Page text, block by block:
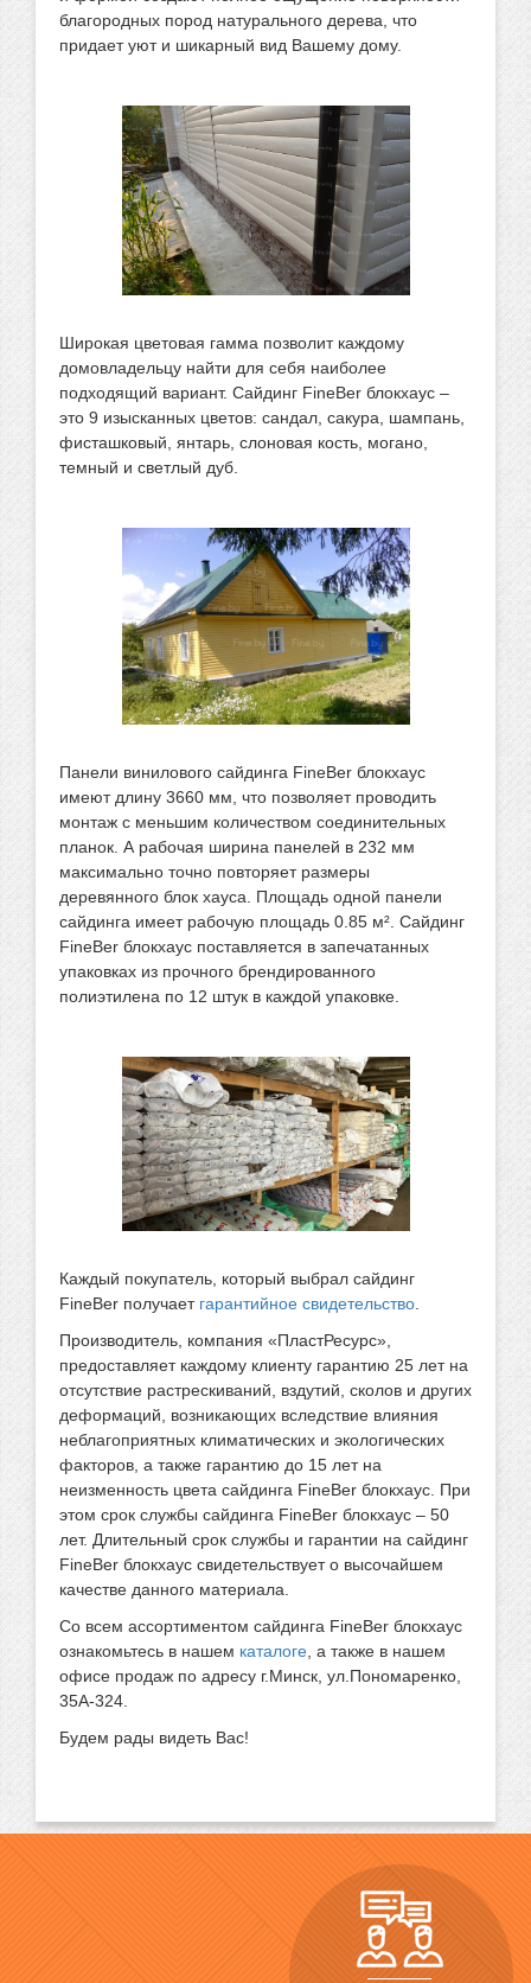
благородных пород натурального дерева, что
придает уют и шикарный вид Вашему дому.
Широкая цветовая гамма позволит каждому
домовладельцу найти для себя наиболее
подходящий вариант. Сайдинг FineBer блокхаус –
это 9 изысканных цветов: сандал, сакура, шампань,
фисташковый, янтарь, слоновая кость, могано,
темный и светлый дуб.
Панели винилового сайдинга FineBer блокхаус
имеют длину 3660 мм, что позволяет проводить
монтаж с меньшим количеством соединительных
планок. А рабочая ширина панелей в 232 мм
максимально точно повторяет размеры
деревянного блок хауса. Площадь одной панели
сайдинга имеет рабочую площадь 0.85 м². Сайдинг
FineBer блокхаус поставляется в запечатанных
упаковках из прочного брендированного
полиэтилена по 12 штук в каждой упаковке.
Каждый покупатель, который выбрал сайдинг
FineBer получает гарантийное свидетельство
Производитель, компания «ПластРесурс»,
предоставляет каждому клиенту гарантию 25 лет на
отсутствие растрескиваний, вздутий, сколов и других
деформаций, возникающих вследствие влияния
неблагоприятных климатических и экологических
факторов, а также гарантию до 15 лет на
неизменность цвета сайдинга FineBer блокхаус. При
этом срок службы сайдинга FineBer блокхаус – 50
лет. Длительный срок службы и гарантии на сайдинг
FineBer блокхаус свидетельствует о высочайшем
качестве данного материала.
Со всем ассортиментом сайдинга FineBer блокхаус
ознакомьтесь в нашем каталоге , а также в нашем
офисе продаж по адресу г.Минск, ул.Пономаренко,
35А-324.
Будем рады видеть Вас!